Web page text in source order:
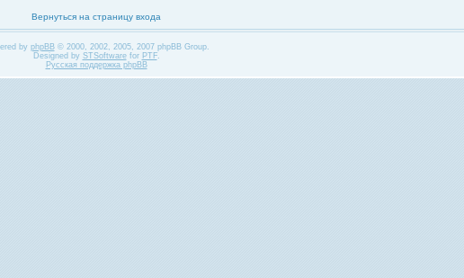
Вернуться на страницу входа
by phpBB© 2000, 2002, 2005, 2007 phpBB Group.
Designed by STSoftwarefor PTF.
Русская поддержка phpBB